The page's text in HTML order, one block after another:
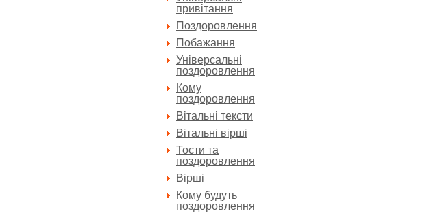
привітання
Поздоровлення
Побажання
Універсальні
поздоровлення
Кому
поздоровлення
Вітальні тексти
Вітальні вірші
Тости та
поздоровлення
Вірші
Кому будуть
поздоровлення